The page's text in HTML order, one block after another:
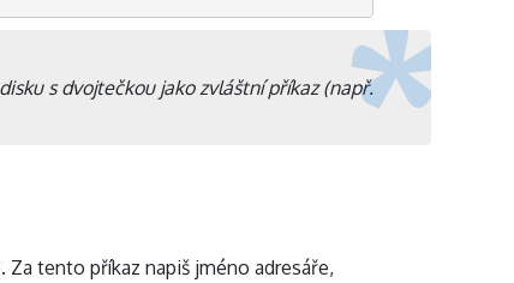
s dvojtečkou jako zvláštní příkaz (např.
tento příkaz napiš jméno adresáře,